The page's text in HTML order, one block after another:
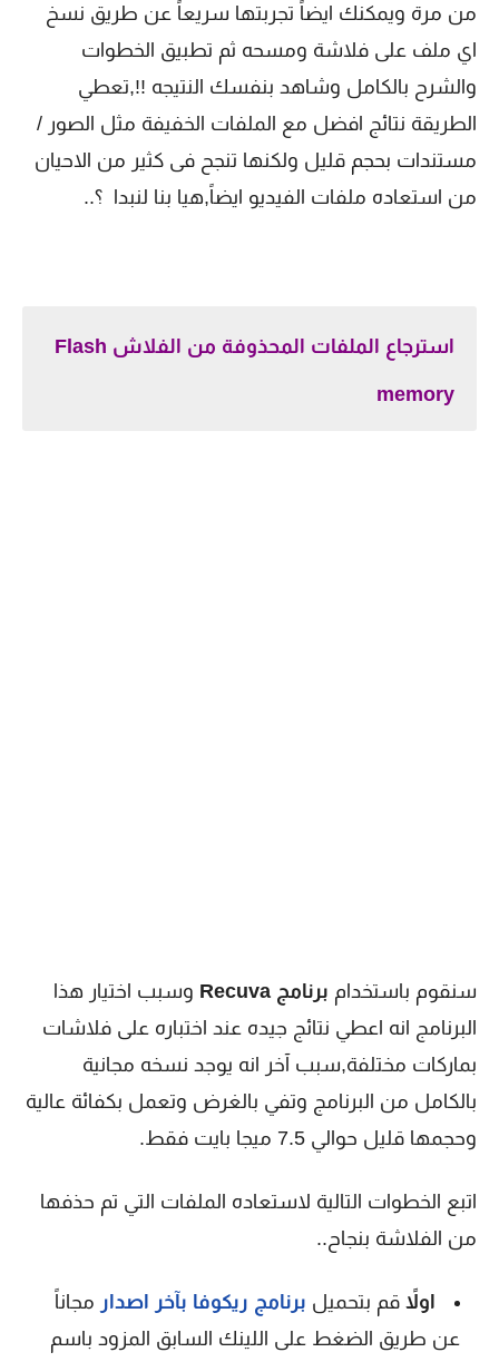
من مرة ويمكنك ايضاً تجربتها سريعاً عن طريق نسخ
اي ملف على فلاشة ومسحه ثم تطبيق الخطوات
والشرح بالكامل وشاهد بنفسك النتيجه !!,تعطي
الطريقة نتائج افضل مع الملفات الخفيفة مثل الصور /
مستندات بحجم قليل ولكنها تنجح فى كثير من الاحيان
من استعاده ملفات الفيديو ايضاً,هيا بنا لنبدا ؟..
استرجاع الملفات المحذوفة من الفلاش Flash
memory
سنقوم باستخدام برنامج Recuva
وسبب اختيار هذا
البرنامج انه اعطي نتائج جيده عند اختباره على فلاشات
بماركات مختلفة,سبب آخر انه يوجد نسخه مجانية
بالكامل من البرنامج وتفي بالغرض وتعمل بكفائة عالية
وحجمها قليل حوالي 7.5 ميجا بايت فقط.
اتبع الخطوات التالية لاستعاده الملفات التي تم حذفها
من الفلاشة بنجاح..
اولاً قم بتحميل برنامج ريكوفا بآخر اصدار مجاناً
عن طريق الضغط على اللينك السابق المزود باسم